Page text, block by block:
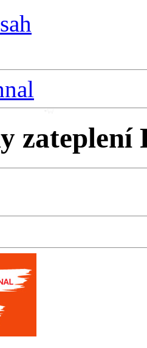
zateplení